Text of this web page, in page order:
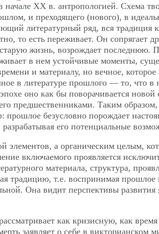
начале ХХ в. антропологией. Схема
и преходящего (нового), в
литературный ряд, вся традиция
то есть переживает. Он сопрягает
жизнь, возрождает последнюю.
в нем устойчивые моменты,
и материалу, но вечное, которое
в литературе прошлого — то, что в
оно как бы поворачивается новой
предшественниками. Таким
прошлое безусловно порождает
его потенциальные
элементов, а органическим целым,
включаемого проявляется
материала, структура,
традицию, т.е. воспринимая прошлое
Она видит перспективы
как кризисную, как время
заявляет о себе в викторианском